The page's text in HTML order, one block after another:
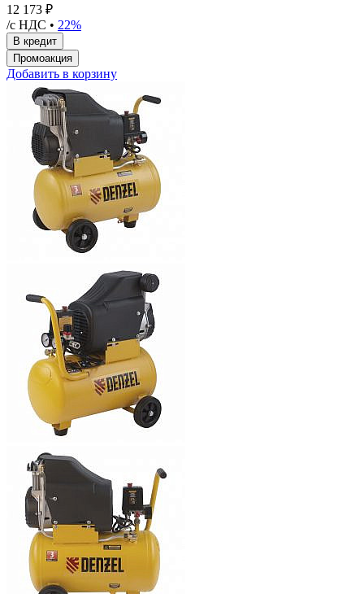
12 173 ₽
/с НДС • 22%
Добавить в корзину